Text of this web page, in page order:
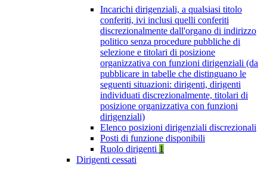
Incarichi dirigenziali, a qualsiasi titolo
conferiti, ivi inclusi quelli conferiti
discrezionalmente dall'organo di indirizzo
politico senza procedure pubbliche di
selezione e titolari di posizione
organizzativa con funzioni dirigenziali (da
pubblicare in tabelle che distinguano le
seguenti situazioni: dirigenti, dirigenti
individuati discrezionalmente, titolari di
posizione organizzativa con funzioni
dirigenziali)
Elenco posizioni dirigenziali discrezionali
Posti di funzione disponibili
Ruolo dirigenti 1
Dirigenti cessati